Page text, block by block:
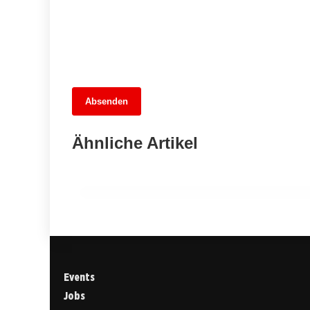
Absenden
Ähnliche Artikel
Füchse Berlin träumen kurz vom Titel,
doch SC Magdeburg triumphiert im
Events
Jobs